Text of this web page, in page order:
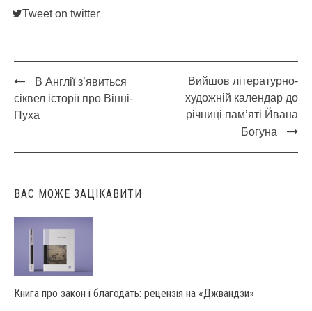
Tweet on twitter
Post
navigation
В Англії з’явиться
сіквел історії про Вінні-
Пуха
Вийшов літературно-
художній календар до
річниці пам’яті Йвана
Богуна
ВАС МОЖЕ ЗАЦІКАВИТИ
Книга про закон і благодать: рецензія на «Джвандзи»